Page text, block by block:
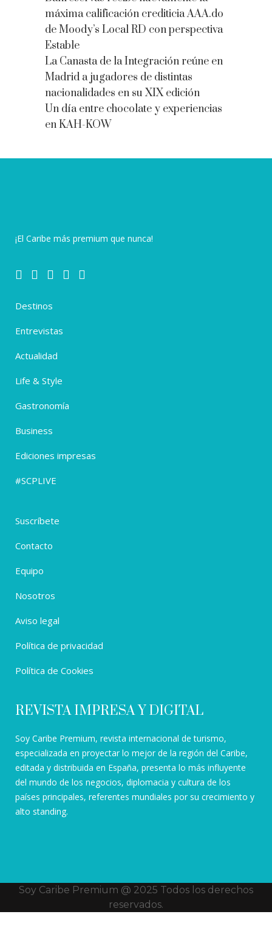
máxima calificación crediticia AAA.do
de Moody’s Local RD con perspectiva
Estable
La Canasta de la Integración reúne en
Madrid a jugadores de distintas
nacionalidades en su XIX edición
Un día entre chocolate y experiencias
en KAH-KOW
¡El Caribe más premium que nunca!
Destinos
Entrevistas
Actualidad
Life & Style
Gastronomía
Business
Ediciones impresas
#SCPLIVE
Suscríbete
Contacto
Equipo
Nosotros
Aviso legal
Política de privacidad
Política de Cookies
REVISTA IMPRESA Y DIGITAL
Soy Caribe Premium, revista internacional de turismo,
especializada en proyectar lo mejor de la región del Caribe,
editada y distribuida en España, presenta lo más influyente
del mundo de los negocios, diplomacia y cultura de los
países principales, referentes mundiales por su crecimiento y
alto standing.
Soy Caribe Premium @ 2025 Todos los derechos
reservados.